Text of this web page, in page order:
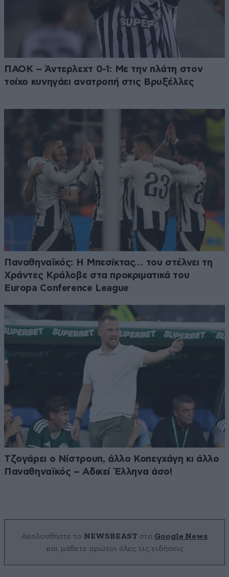
ΠΑΟΚ – Άντερλεχτ 0-1: Με την πλάτη στον
τοίχο κυνηγάει ανατροπή στις Βρυξέλλες
Παναθηναϊκός: Η Μπεσίκτας… του στέλνει τη
Χράντες Κράλοβε στα προκριματικά του
Europa Conference League
Τζογάρει ο Νίστρουπ, άλλο Κοπεγχάγη κι άλλο
Παναθηναϊκός – Αδικεί Έλληνα άσο!
Ακολουθήστε το NEWSBEAST στο Google News
και μάθετε πρώτοι όλες τις ειδήσεις